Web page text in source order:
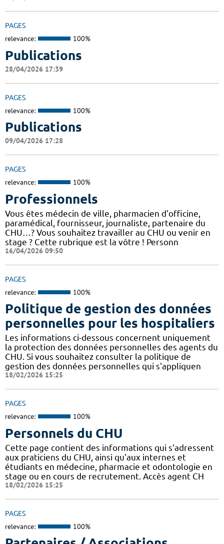
PAGES
relevance: 100%
Publications
28/04/2026 17:39
PAGES
relevance: 100%
Publications
09/04/2026 17:28
PAGES
relevance: 100%
Professionnels
Vous êtes médecin de ville, pharmacien d'officine,
paramédical, fournisseur, journaliste, partenaire du
CHU…? Vous souhaitez travailler au CHU ou venir en
stage ? Cette rubrique est la vôtre ! Personn
16/04/2026 09:50
PAGES
relevance: 100%
Politique de gestion des données
personnelles pour les hospitaliers
Les informations ci-dessous concernent uniquement
la protection des données personnelles des agents du
CHU. Si vous souhaitez consulter la politique de
gestion des données personnelles qui s'appliquen
18/02/2026 15:25
PAGES
relevance: 100%
Personnels du CHU
Cette page contient des informations qui s'adressent
aux praticiens du CHU, ainsi qu'aux internes et
étudiants en médecine, pharmacie et odontologie en
stage ou en cours de recrutement. Accès agent CH
18/02/2026 15:25
PAGES
relevance: 100%